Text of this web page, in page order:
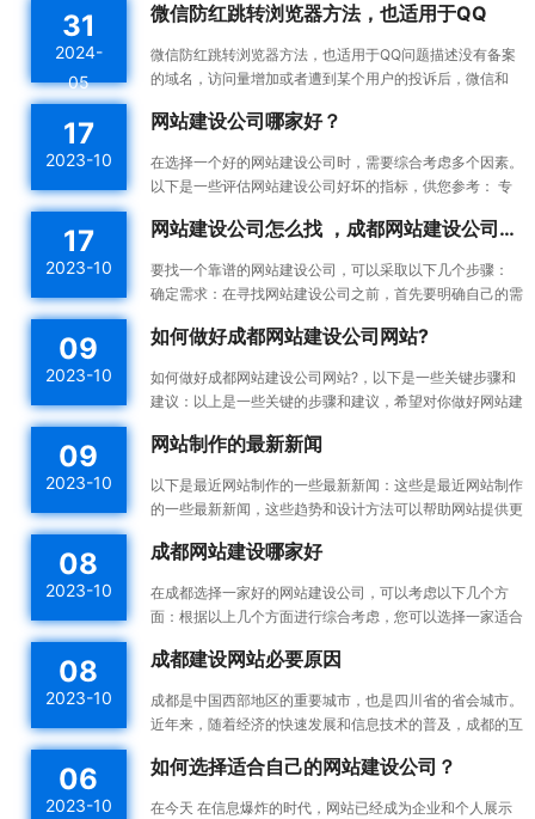
31
2024-
05
微信防红跳转浏览器方法，也适用于QQ
微信防红跳转浏览器方法，也适用于QQ问题描述没有备案
的域名，访问量增加或者遭到某个用户的投诉后，微信和
单。这...
17
2023-10
网站建设公司哪家好？
在选择一个好的网站建设公司时，需要综合考虑多个因素。
以下是一些评估网站建设公司好坏的指标，供您参考： 专
17
2023-10
网站建设公司怎么找 ，成都网站建设公司做网站靠谱吗
要找一个靠谱的网站建设公司，可以采取以下几个步骤：
确定需求：在寻找网站建设公司之前，首先要明确自己的需
09
2023-10
如何做好成都网站建设公司网站?
如何做好成都网站建设公司网站?，以下是一些关键步骤和
建议：以上是一些关键的步骤和建议，希望对你做好网站建
你的...
09
2023-10
网站制作的最新新闻
以下是最近网站制作的一些最新新闻：这些是最近网站制作
的一些最新新闻，这些趋势和设计方法可以帮助网站提供更
计：...
08
2023-10
成都网站建设哪家好
在成都选择一家好的网站建设公司，可以考虑以下几个方
面：根据以上几个方面进行综合考虑，您可以选择一家适合
公司进...
08
2023-10
成都建设网站必要原因
成都是中国西部地区的重要城市，也是四川省的省会城市。
近年来，随着经济的快速发展和信息技术的普及，成都的互
引更...
06
2023-10
如何选择适合自己的网站建设公司？
在今天 在信息爆炸的时代，网站已经成为企业和个人展示